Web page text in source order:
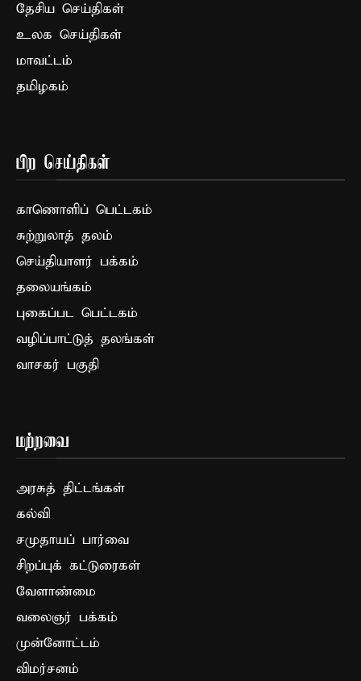
தேசிய செய்திகள்
உலக செய்திகள்
மாவட்டம்
தமிழகம்
பிற செய்திகள்
காணொளிப் பெட்டகம்
சுற்றுலாத் தலம்
செய்தியாளர் பக்கம்
தலையங்கம்
புகைப்பட பெட்டகம்
வழிப்பாட்டுத் தலங்கள்
வாசகர் பகுதி
மற்றவை
அரசுத் திட்டங்கள்
கல்வி
சமுதாயப் பார்வை
சிறப்புக் கட்டுரைகள்
வேளாண்மை
வலைஞர் பக்கம்
முன்னோட்டம்
விமர்சனம்